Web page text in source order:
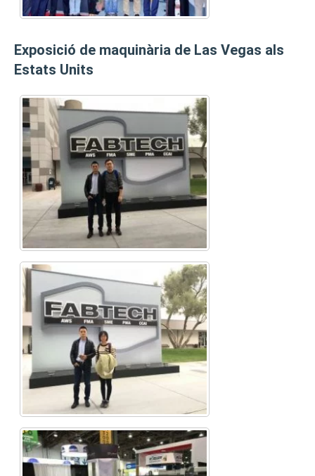
Exposició de maquinària de Las Vegas als
Estats Units